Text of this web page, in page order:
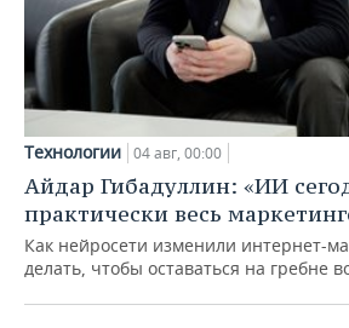
Технологии 04 авг, 00:00
Айдар Гибадуллин: «ИИ
практически весь
Как нейросети изменили интернет-
делать, чтобы оставаться на гребне